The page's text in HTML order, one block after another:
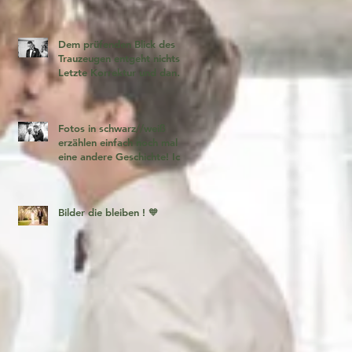
Dem prüfenden Blick des
Trauzeugen entgeht nichts!
Letzte Korrektur und dann
geht es los!
Fotos in schwarz//weiß
erzählen einfach noch mal
eine andere Geschichte! Ich
liebe es 🧡
Bilder die bleiben ! 🧡